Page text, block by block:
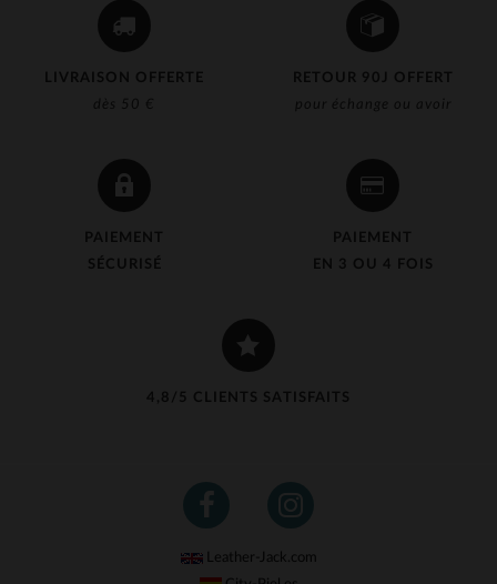
LIVRAISON OFFERTE
dès 50 €
RETOUR 90J OFFERT
pour échange ou avoir
PAIEMENT
SÉCURISÉ
PAIEMENT
EN 3 OU 4 FOIS
4,8/5 CLIENTS SATISFAITS
Leather-Jack.com